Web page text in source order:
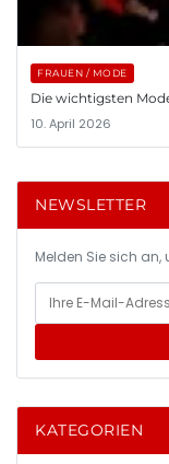
FRAUEN / MODE
Die wichtigsten
10. April 2026
NEWSLETTER
Melden Sie sich an,
KATEGORIEN